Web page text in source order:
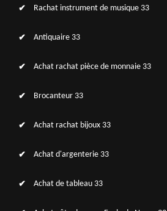
Rachat instrument de musique 33
Antiquaire 33
Achat rachat pièce de monnaie 33
Brocanteur 33
Achat rachat bijoux 33
Achat d'argenterie 33
Achat de tableau 33